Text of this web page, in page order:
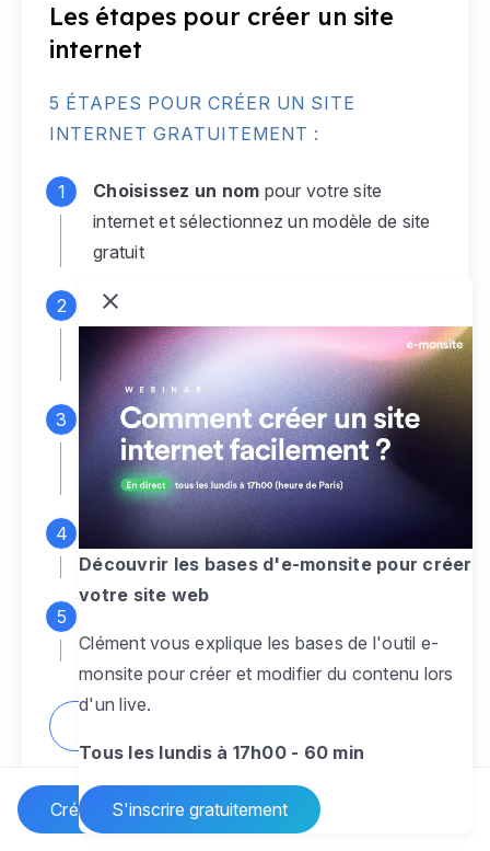
Créer un site Internet
Les étapes pour créer un site
internet
5 ÉTAPES POUR CRÉER UN SITE
INTERNET GRATUITEMENT :
Choisissez un nom pour votre site
internet et sélectionnez un modèle de site
gratuit
Connectez-vous
monsite gratuit pour accéder à votre
espace d'administration
Personnalisez entièrement le
designpour créer un site web sur-mesure,
à votre image
Ajoutez des pagessans limite pour
présenter votre activité, votre passion
pour rendre votre site dynamique
Découvrir les bases d'e-monsite pour créer
votre site web
Clément vous explique les bases de l'outil e-
monsite pour créer et modifier du contenu lors
d'un live.
Tous les lundis à 17h00 - 60 min
S'inscrire gratuitement